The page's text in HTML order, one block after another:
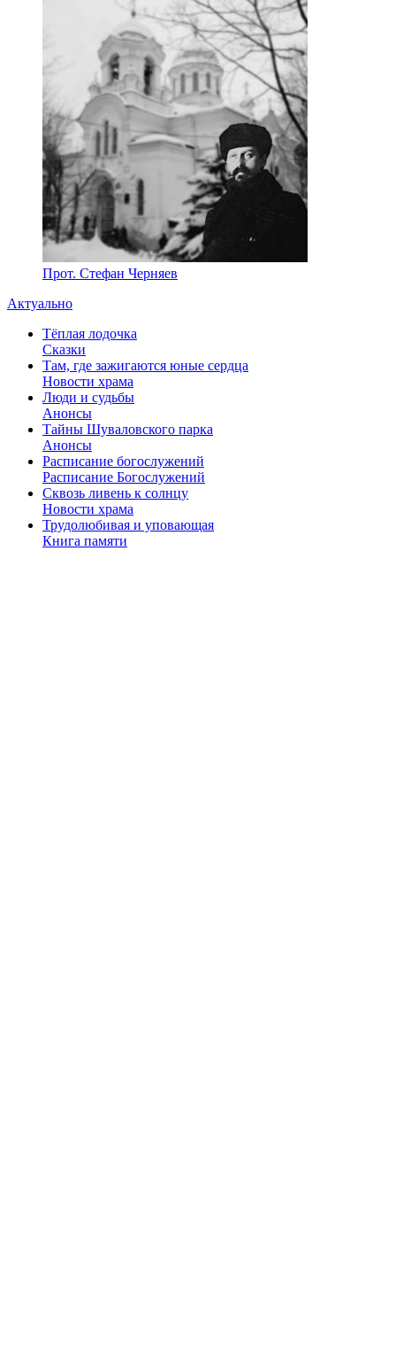
Прот. Стефан Черняев
Актуально
Тёплая лодочка
Сказки
Там, где зажигаются юные сердца
Новости храма
Люди и судьбы
Анонсы
Тайны Шуваловского парка
Анонсы
Расписание богослужений
Расписание Богослужений
Сквозь ливень к солнцу
Новости храма
Трудолюбивая и уповающая
Книга памяти